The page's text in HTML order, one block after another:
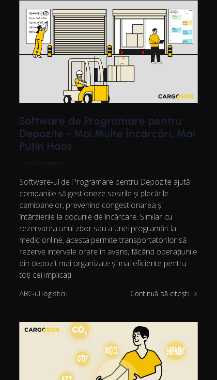
Software de Programare pentru
Depozite - Mai Multe Încărcări, Mai
Puțin Haos
Tanel Vaarmann
Software-ul de Programare pentru Depozite ajută
companiile să gestioneze sosirile și plecările
camioanelor, prevenind congestionarea și
întârzierile la docurile de încărcare. Similar cu
rezervarea unui zbor sau a unei programări la
medic online, acesta permite transportatorilor să
rezerve intervale orare în avans, făcând operațiunile
din depozit mai organizate și mai eficiente pentru
toți cei implicați.
ABC-ul logisticii Continuă să citești →